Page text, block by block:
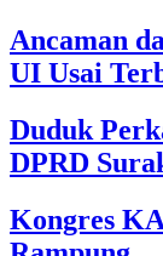
Ancaman
UI Usai
Duduk
DPRD
Kongres